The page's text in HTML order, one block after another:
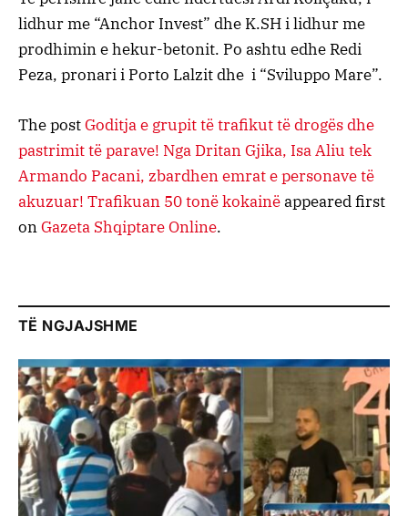
lidhur me “Anchor Invest” dhe K.SH i lidhur me
prodhimin e hekur-betonit. Po ashtu edhe Redi
Peza, pronari i Porto Lalzit dhe i “Sviluppo Mare”.
The postGoditja e grupit të trafikut të drogës dhe
pastrimit të parave! Nga Dritan Gjika, Isa Aliu tek
Armando Pacani, zbardhen emrat e personave të
akuzuar! Trafikuan 50 tonë kokainëappeared first
onGazeta Shqiptare Online.
TË NGJAJSHME